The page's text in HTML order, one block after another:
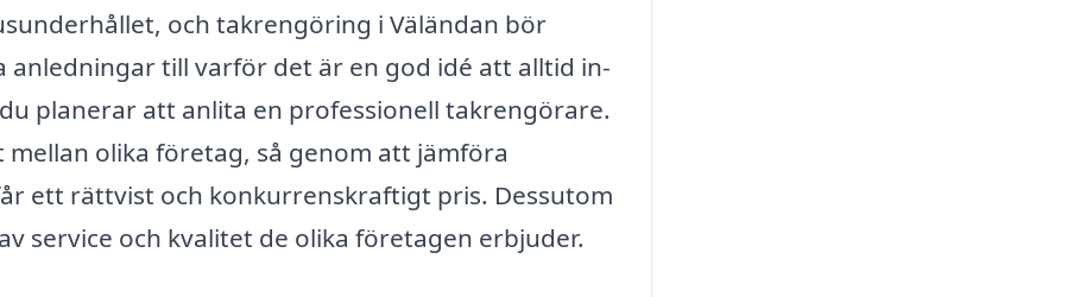
och takrengöring i Väländan bör
till varför det är en god idé att alltid in-
planerar att anlita en professionell takrengörare.
olika företag, så genom att jämföra
ett rättvist och konkurrenskraftigt pris. Dessutom
service och kvalitet de olika företagen erbjuder.